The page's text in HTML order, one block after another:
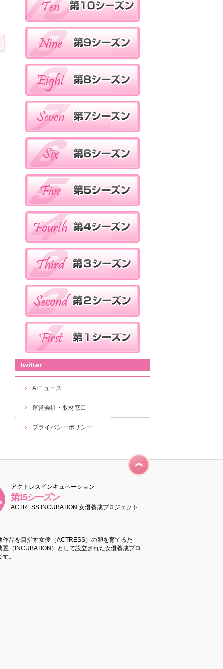
twitter
AIニュース
運営会社・取材窓口
プライバシーポリシー
アクトレスインキュベーション
第15シーズン
ACTRESS INCUBATION 女優養成プロジェクト
作品を目指す女優（ACTRESS）の卵を育てるた
置（INCUBATION）として設立された女優養成プロ
。